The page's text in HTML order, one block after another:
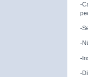
-
-
-
-
-